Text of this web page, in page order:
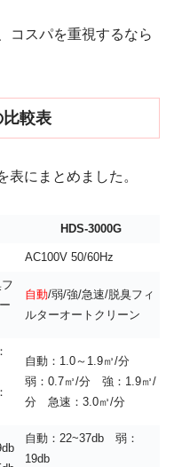
コスパを重視するなら
較表
にまとめました。
HDS-3000G
AC100V 50/60Hz
自動/弱/強/急速/脱臭フィ
ルターオートクリーン
自動：1.0～1.9㎥/分
弱：0.7㎥/分 強：1.9㎥/
分 急速：3.0㎥/分
自動：22~37db 弱：
19db